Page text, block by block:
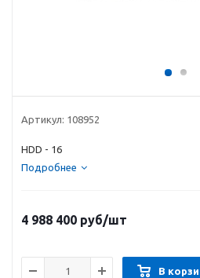
Артикул: 108952
HDD - 16
Подробнее
4 988 400 руб/шт
В